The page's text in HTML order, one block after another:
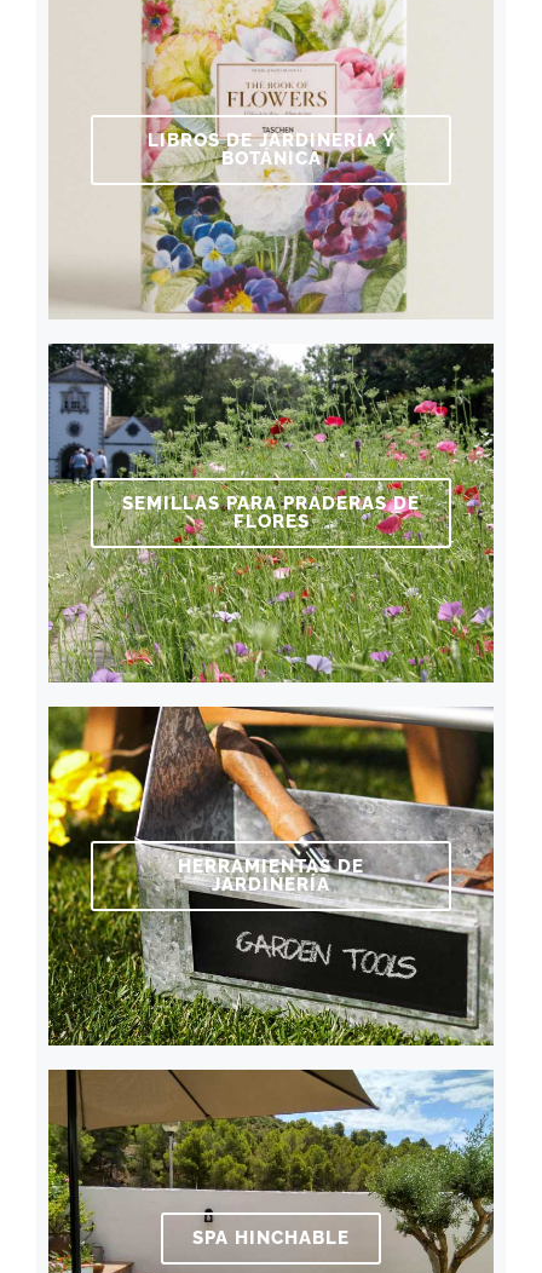
LIBROS DE JARDINERÍA Y
BOTÁNICA
SEMILLAS PARA PRADERAS DE
FLORES
HERRAMIENTAS DE
JARDINERÍA
SPA HINCHABLE